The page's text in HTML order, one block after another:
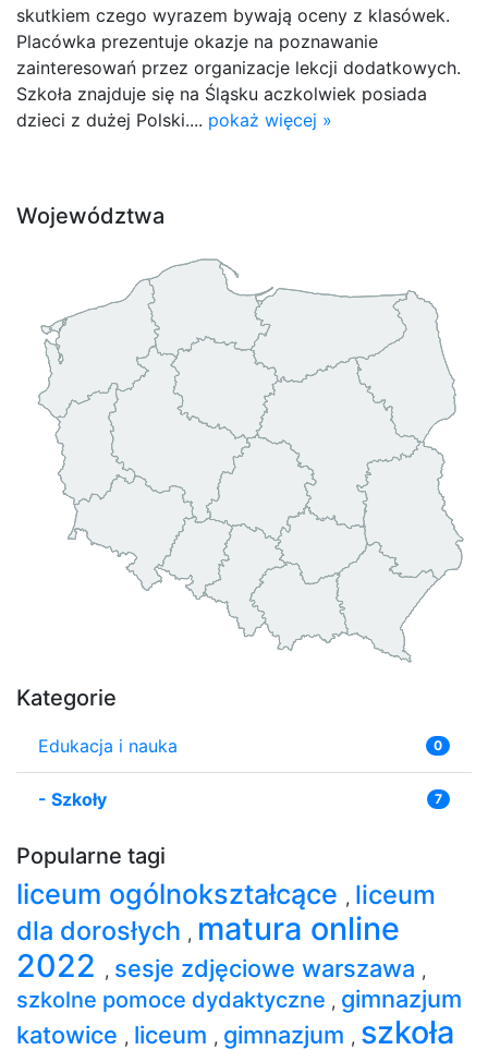
skutkiem czego wyrazem bywają oceny z klasówek.
Placówka prezentuje okazje na poznawanie
zainteresowań przez organizacje lekcji dodatkowych.
Szkoła znajduje się na Śląsku aczkolwiek posiada
dzieci z dużej Polski.... pokaż więcej »
Województwa
Kategorie
Edukacja i nauka 0
- Szkoły 7
Popularne tagi
liceum ogólnokształcące , liceum
dla dorosłych , matura online
2022 , sesje zdjęciowe warszawa ,
szkolne pomoce dydaktyczne , gimnazjum
katowice , liceum , gimnazjum , szkoła